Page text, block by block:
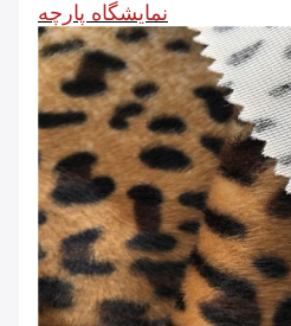
نمایشگاه پارچه